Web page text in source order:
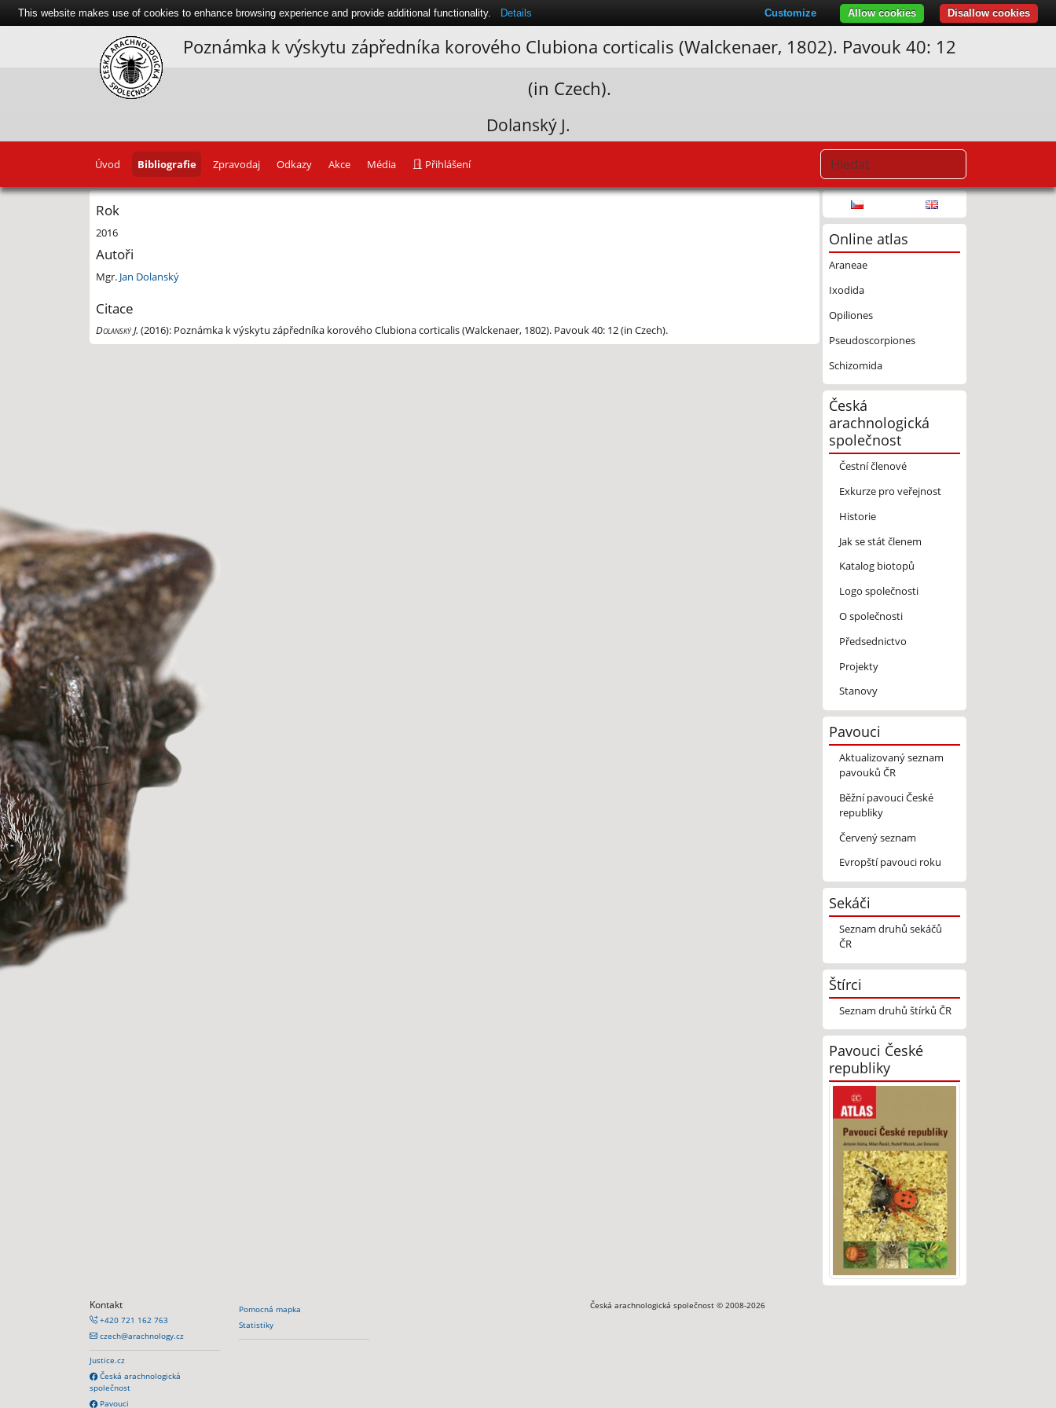
Poznámka k výskytu zápředníka korového Clubiona corticalis (Walckenaer, 1802). Pavouk 40: 12
(in Czech).
Dolanský J.
Úvod Bibliografie Zpravodaj Odkazy Akce Média Přihlášení
Rok
2016
Autoři
Mgr. Jan Dolanský
Citace
Dolanský J. (2016): Poznámka k výskytu zápředníka korového Clubiona corticalis (Walckenaer, 1802). Pavouk 40: 12 (in Czech).
Online atlas
Araneae
Ixodida
Opiliones
Pseudoscorpiones
Schizomida
Česká
arachnologická
společnost
Čestní členové
Exkurze pro veřejnost
Historie
Jak se stát členem
Katalog biotopů
Logo společnosti
O společnosti
Předsednictvo
Projekty
Stanovy
Pavouci
Aktualizovaný seznam
pavouků ČR
Běžní pavouci České
republiky
Červený seznam
Evropští pavouci roku
Sekáči
Seznam druhů sekáčů
ČR
Štírci
Seznam druhů štírků ČR
Pavouci České
republiky
Kontakt
+420 721 162 763
czech@arachnology.cz
Justice.cz
Česká arachnologická
společnost
Pavouci
Pomocná mapka
Statistiky
Česká arachnologická společnost © 2008-2026
This website makes use of cookies to enhance browsing experience and provide additional functionality. Details Disallow cookies
Allow cookies
Customize